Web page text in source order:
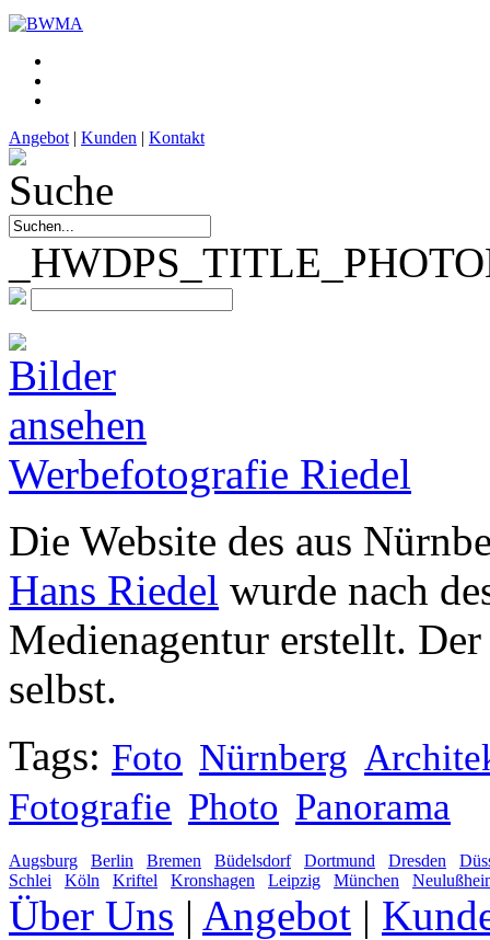
Angebot | Kunden | Kontakt
Werbefotografie Riedel
Die Website des aus
Hans Riedel wurde nach
Medienagentur erstellt.
selbst.
Tags: Foto Nürnberg
Fotografie Photo Panorama
Augsburg Berlin Bremen Büdelsdorf Dortmund Dresden
Schlei
Köln Kriftel Kronshagen Leipzig München
Über Uns | Angebot |